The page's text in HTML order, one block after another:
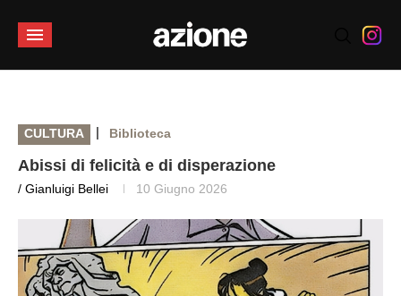
CULTURA | Biblioteca
Abissi di felicità e di disperazione
/ Gianluigi Bellei 10 Giugno 2026